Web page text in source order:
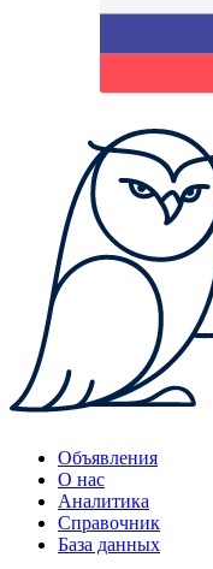
Объявления
О нас
Аналитика
Справочник
База данных